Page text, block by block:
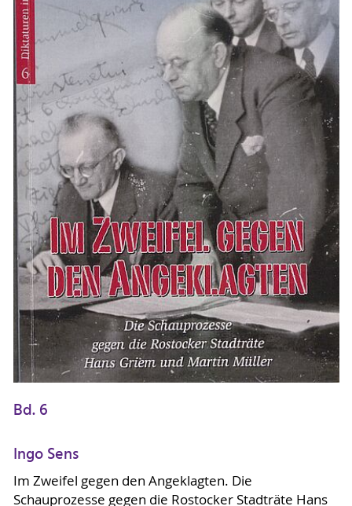
Bd. 6
Ingo Sens
Im Zweifel gegen den Angeklagten. Die
Schauprozesse gegen die Rostocker Stadträte Hans